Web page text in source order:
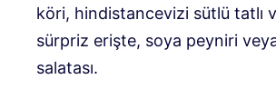
köri, hindistancevizi sütlü tatlı
sürpriz erişte, soya peyniri
salatası.